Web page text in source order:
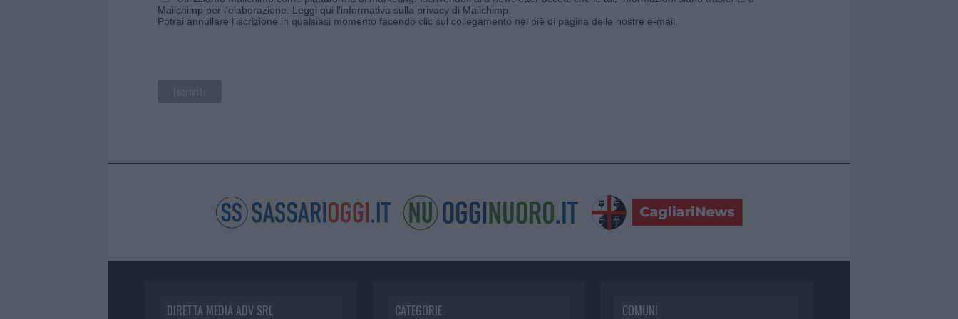
Mailchimp per l'elaborazione. Leggi qui l'informativa sulla privacy di Mailchimp
Potrai annullare l'iscrizione in qualsiasi momento facendo clic sul collegamento nel piè di pagina delle nostre e-mail.
DIRETTA MEDIA ADV SRL
CATEGORIE COMUNI